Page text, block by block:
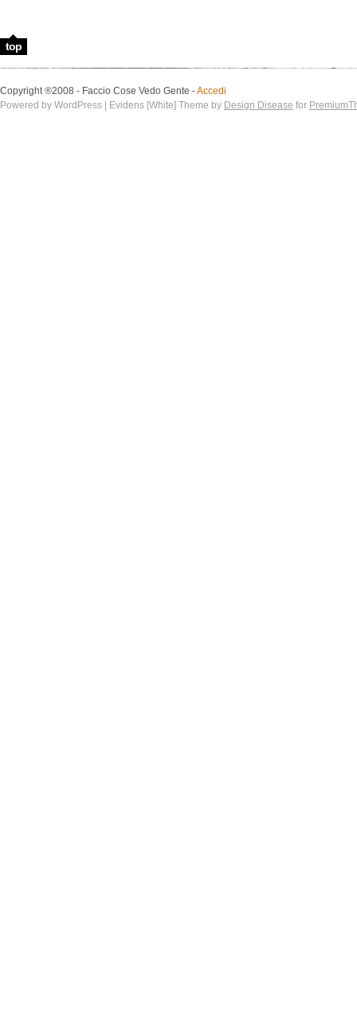
top
Copyright ®2008 - Faccio Cose Vedo Gente -Accedi
Powered by WordPress | Evidens [White] Theme by Design Disease for